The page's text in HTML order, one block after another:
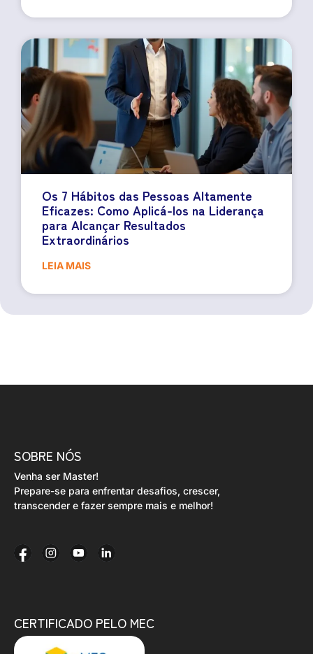
Os 7 Hábitos das Pessoas Altamente
Eficazes: Como Aplicá-los na Liderança
para Alcançar Resultados
Extraordinários
LEIA MAIS
SOBRE NÓS
Venha ser Master!
Prepare-se para enfrentar desafios, crescer,
transcender e fazer sempre mais e melhor!
CERTIFICADO PELO MEC